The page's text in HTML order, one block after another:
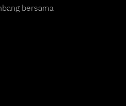
bersama